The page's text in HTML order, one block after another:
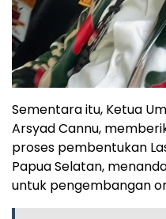
Sementara itu, Ketua
Arsyad Cannu,
proses pembentukan
Papua Selatan,
untuk pengembangan